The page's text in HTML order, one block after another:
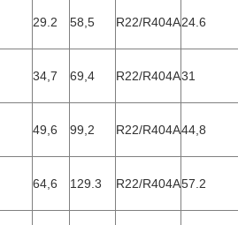
2,45 5.6 R22/R404A2.1
3.5 7 R22/R404A2.9
4.33 8,66 R22/R404A3.6
8,66 17.3 R22/R404A5,88